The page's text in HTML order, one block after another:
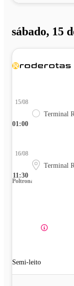
sábado, 15
01:00
15/08
Terminal
11:30
16/08
Terminal
Poltrona
Semi-leito